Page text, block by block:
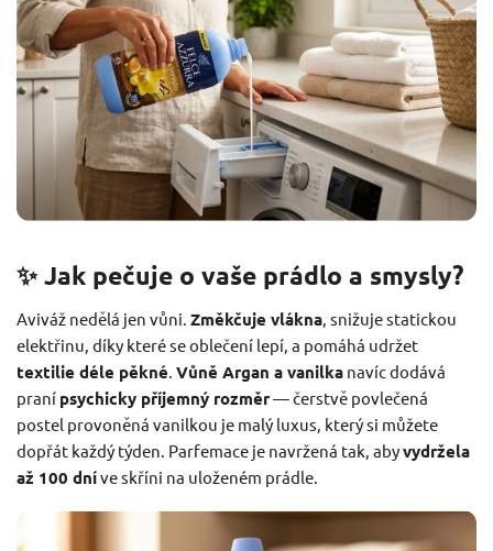
✨ Jak pečuje o vaše prádlo a smysly?
Aviváž nedělá jen vůni. Změkčuje vlákna, snižuje statickou
elektřinu, díky které se oblečení lepí, a pomáhá udržet
textilie déle pěkné. Vůně Argan a vanilka navíc dodává
praní psychicky příjemný rozměr— čerstvě povlečená
postel provoněná vanilkou je malý luxus, který si můžete
dopřát každý týden. Parfemace je navržená tak, abyvydržela
až 100 dníve skříni na uloženém prádle.